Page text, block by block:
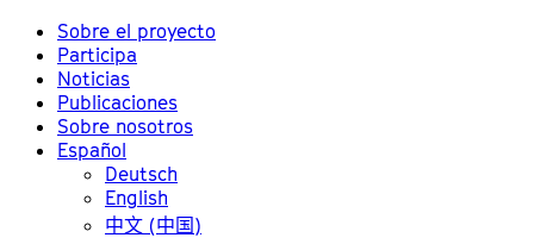
Sobre el proyecto
Participa
Noticias
Publicaciones
Sobre nosotros
Español
Deutsch
English
中文 (中国)